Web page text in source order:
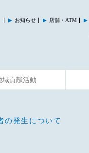
お知らせ 店舗・ATM
域貢献活動
の発生について